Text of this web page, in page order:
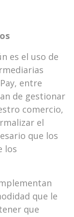
es el uso de
entre
de gestionar
comercio,
el
que los
los
que le
que